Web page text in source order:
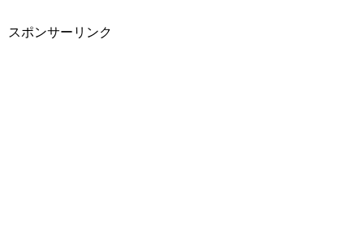
スポンサーリンク